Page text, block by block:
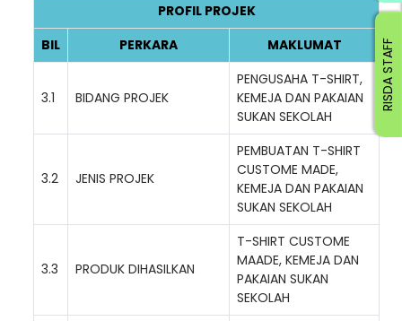
PROFIL PROJEK
BIL
PERKARA MAKLUMAT
3.1 BIDANG PROJEK
PENGUSAHA T-SHIRT,
KEMEJA DAN PAKAIAN
SUKAN SEKOLAH
3.2 JENIS PROJEK
PEMBUATAN T-SHIRT
CUSTOME MADE,
KEMEJA DAN PAKAIAN
SUKAN SEKOLAH
3.3 PRODUK DIHASILKAN
T-SHIRT CUSTOME
MAADE, KEMEJA DAN
PAKAIAN SUKAN
SEKOLAH
RISDA STAFF